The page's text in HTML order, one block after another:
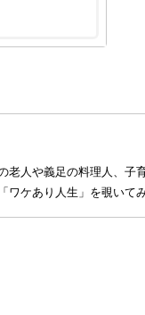
人や義足の料理人、
ケあり人生」を覗いてみ